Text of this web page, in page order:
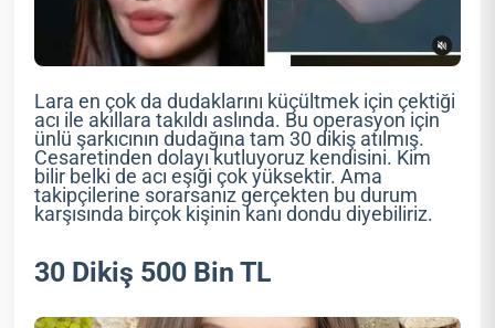
Lara en çok da dudaklarını küçültmek için çektiği
acı ile akıllara takıldı aslında. Bu operasyon için
ünlü şarkıcının dudağına tam 30 dikiş atılmış.
Cesaretinden dolayı kutluyoruz kendisini. Kim
bilir belki de acı eşiği çok yüksektir. Ama
takipçilerine sorarsanız gerçekten bu durum
karşısında birçok kişinin kanı dondu diyebiliriz.
30 Dikiş 500 Bin TL